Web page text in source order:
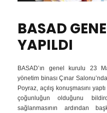
BASAD
YAPILDI
BASAD’ın genel kurulu 23
yönetim binası Çınar
Poyraz, açılış konuşmasını
çoğunluğun olduğunu
sağlanmasının ardından